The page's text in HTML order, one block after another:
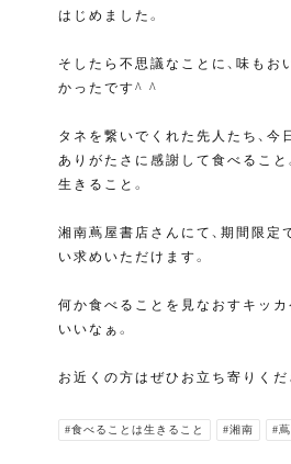
はじめました。
そしたら不思議なことに、味もお
かったです^ ^
タネを繋いでくれた先人たち、今
ありがたさに感謝して食べること
生きること。
湘南蔦屋書店さんにて、期間限定
い求めいただけます。
何か食べることを見なおすキッ
いいなぁ。
お近くの方はぜひお立ち寄りくだ
#食べることは生きること #湘南 #